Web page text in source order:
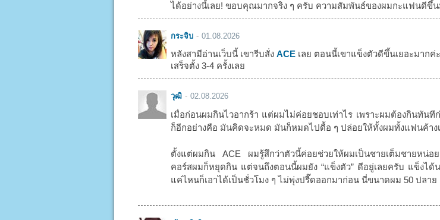
ได้อย่างนี้เลย! ขอบคุณมากจริง ๆ ครับ ความสัมพันธ์ของผมกะแฟนดีขึ้น
กระจิบ 01.08.2026
หลังสามีอ่านเว็บนี้ เขารีบสั่ง ACEเลย ตอนนี้เขาแข็งตัวดีขึ้นเยอะมากค่
เสร็จตั้ง 3-4 ครั้งเลย
วุฒิ 02.08.2026
เมื่อก่อนผมกินไวอากร้า แต่ผมไม่ค่อยชอบเท่าไร เพราะผมต้องกินทันที
ก็อีกอย่างคือ มันคิดจะหมด มันก็หมดไปดื้อ ๆ ปล่อยให้ทั้งผมทั้งแฟนค้าง
ตั้งแต่ผมกิน ACE ผมรู้สึกว่าตัวนี้ค่อยช่วยให้ผมเป็นชายเต็มชายหน่
คอร์สผมก็หยุดกิน แต่จนถึงตอนนี้ผมยัง “แข็งตัว” ดีอยู่เลยครับ แข็งได้
แค่ไหนก็เอาได้เป็นชั่วโมง ๆ ไม่พุ่งปรี๊ดออกมาก่อน นี่ขนาดผม 50 ปลาย